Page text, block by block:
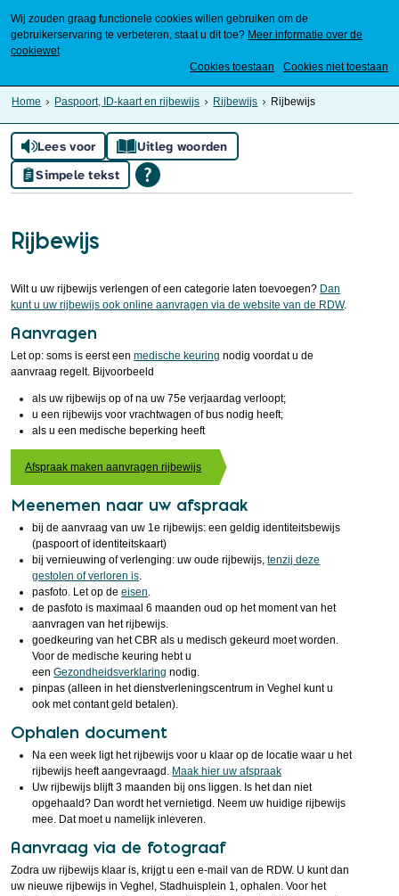
Wij zouden graag functionele cookies willen gebruiken om de
gebruikerservaring te verbeteren, staat u dit toe? Meer informatie over de
cookiewet
Cookies toestaan
Cookies niet toestaan
Home Paspoort, ID-kaart en rijbewijs Rijbewijs Rijbewijs
Lees voor
Uitleg woorden
Simpele tekst
Rijbewijs
Wilt u uw rijbewijs verlengen of een categorie laten toevoegen? Dan
kunt u uw rijbewijs ook online aanvragen via de website van de RDW.
Aanvragen
Let op: soms is eerst eenmedische keuring nodig voordat u de
aanvraag regelt. Bijvoorbeeld
als uw rijbewijs op of na uw 75e verjaardag verloopt;
u een rijbewijs voor vrachtwagen of bus nodig heeft;
als u een medische beperking heeft
Afspraak maken aanvragen rijbewijs
Meenemen naar uw afspraak
bij de aanvraag van uw 1e rijbewijs: een geldig identiteitsbewijs
(paspoort of identiteitskaart)
bij vernieuwing of verlenging: uw oude rijbewijs,tenzij deze
gestolen of verloren is
pasfoto. Let op deeisen
de pasfoto is maximaal 6 maanden oud op het moment van het
aanvragen van het rijbewijs.
goedkeuring van het CBR als u medisch gekeurd moet worden.
Voor de medische keuring hebt u
eenGezondheidsverklaring nodig.
pinpas (alleen in het dienstverleningscentrum in Veghel kunt u
ook met contant geld betalen).
Ophalen document
Na een week ligt het rijbewijs voor u klaar op de locatie waar u het
rijbewijs heeft aangevraagd. Maak hier uw afspraak
Uw rijbewijs blijft 3 maanden bij ons liggen. Is het dan niet
opgehaald? Dan wordt het vernietigd. Neem uw huidige rijbewijs
mee. Dat moet u namelijk inleveren.
Aanvraag via de fotograaf
Zodra uw rijbewijs klaar is, krijgt u een e-mail van de RDW. U kunt dan
uw nieuwe rijbewijs in Veghel, Stadhuisplein 1, ophalen. Voor het